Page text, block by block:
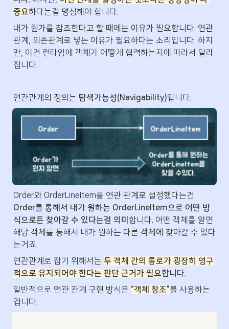
중요하다는걸 명심해야 합니다.
내가 뭔가를 참조한다고 할 때에는 이유가 필요합니다. 연관
관계, 의존관계로 넣는 이유가 필요하다는 소리입니다. 하지
만, 이건 런타임에 객체가 어떻게 협력하는지에 따라서 달라
집니다.
연관관계의 정의는 탐색가능성(Navigability)입니다.
Order를 통해서 내가 원하는 OrderLineItem으로 어떤 방
식으로든 찾아갈 수 있다는걸 의미 합니다. 어떤 객체를 알면
해당 객체를 통해서 내가 원하는 다른 객체에 찾아갈 수 있다
는거죠.
연관관계로 잡기 위해서는 두 객체 간의 통로가 굉장히 영구
적으로 유지되어야 한다는 판단 근거가 필요합니다.
일반적으로 연관 관계 구현 방식은 “객체 참조”를 사용하는
겁니다.